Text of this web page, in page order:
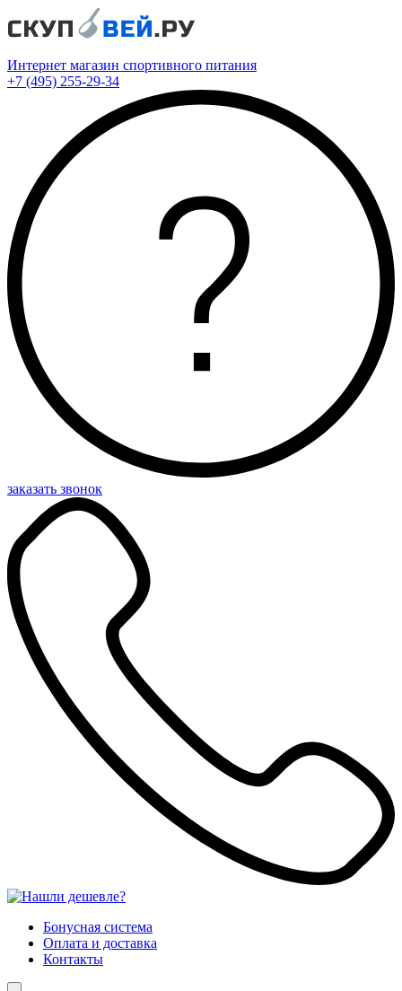
Интернет магазин спортивного питания
+7 (495) 255-29-34
заказать звонок
Бонусная система
Оплата и доставка
Контакты